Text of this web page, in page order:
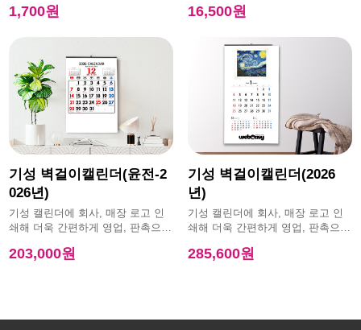
1,700원 16,500원
기성 벽걸이캘린더(윤전-2
026년)
기성 캘린더에 회사, 매장 로고 인
쇄해 더욱 간편하게 영업, 판촉으로
203,000원
기성 벽걸이캘린더(2026
년)
기성 캘린더에 회사, 매장 로고 인
쇄해 더욱 간편하게 영업, 판촉으로
285,600원